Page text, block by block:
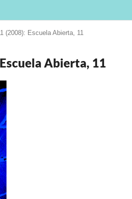
(2008): Escuela Abierta, 11
Abierta, 11